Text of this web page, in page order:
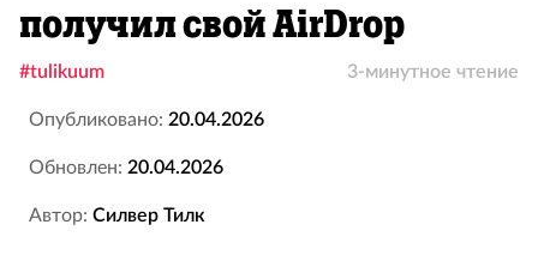
получил свой AirDrop
#tulikuum 3-минутное чтение
Опубликовано: 20.04.2026
Обновлен: 20.04.2026
Автор: Силвер Тилк